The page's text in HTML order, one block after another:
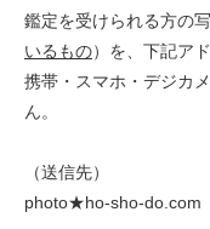
鑑定を受けられる方の
いるもの）を、下記ア
携帯・スマホ・デジカ
ん。
（送信先）
photo★ho-sho-do.com